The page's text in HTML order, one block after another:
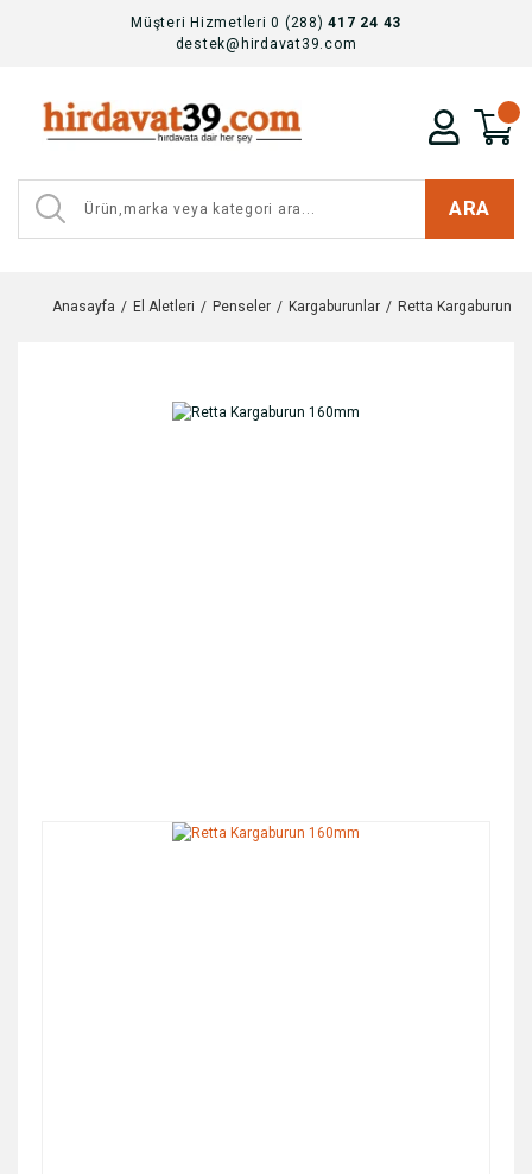
Müşteri Hizmetleri 0 (288)417 24 43
destek@hirdavat39.com
ARA
Anasayfa El Aletleri Penseler Kargaburunlar Retta Kargaburun